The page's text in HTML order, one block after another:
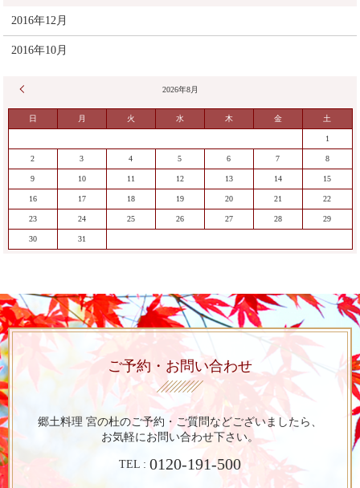
2016年12月
2016年10月
2026年8月
日 月 火 水 木 金 土
1
2 3 4 5 6 7 8
9 10 11 12 13 14 15
16 17 18 19 20 21 22
23 24 25 26 27 28 29
30 31
ご予約・お問い合わせ
郷土料理 宮の杜のご予約・ご質問などございましたら、
お気軽にお問い合わせ下さい。
TEL : 0120-191-500